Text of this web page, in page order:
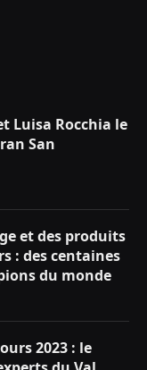
Luisa Rocchia le
San
et des produits
: des centaines
du monde
2023 : le